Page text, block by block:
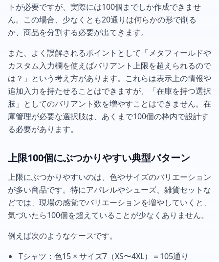
トが必要ですが、実際には100個までしか作成できませ
ん。この場合、少なくとも20通りは何らかの形で削る
か、商品を分割する必要が出てきます。
また、よく誤解されるポイントとして「メタフィールドや
カスタム入力欄を使えばバリアント上限を超えられるので
は？」という考え方があります。これらは表示上の情報や
追加入力を持たせることはできますが、「在庫を持つ選択
肢」としてのバリアント数を増やすことはできません。在
庫管理が必要な選択肢は、あくまで100個の枠内で設計す
る必要があります。
上限100個にぶつかりやすい典型パターン
上限にぶつかりやすいのは、色やサイズのバリエーション
が多い商品です。特にアパレルやシューズ、雑貨セットな
どでは、現場の感覚でバリエーションを増やしていくと、
気づいたら100個を超えていることが少なくありません。
例えば次のようなケースです。
Tシャツ：色15 × サイズ7（XS〜4XL）＝105通り